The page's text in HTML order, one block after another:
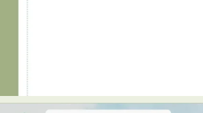
👦✨キッズタウン2026に参加しました！
7月29日、海老名市民活動センター ビ
た「キッズタウン2026」に、海老名す
させていただきました😊